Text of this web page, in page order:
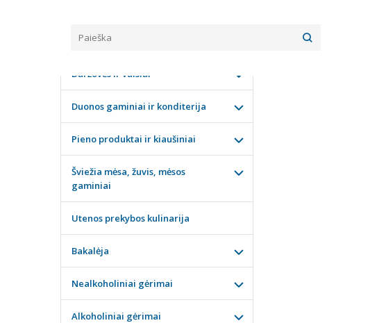
Šokoladai,
ŠOKOLADAS
KATEGORIJOS
Daržovės ir vaisiai
Duonos gaminiai ir konditerija
Pieno produktai ir kiaušiniai
Šviežia mėsa, žuvis, mėsos
gaminiai
Utenos prekybos kulinarija
Bakalėja
Nealkoholiniai gėrimai
Alkoholiniai gėrimai